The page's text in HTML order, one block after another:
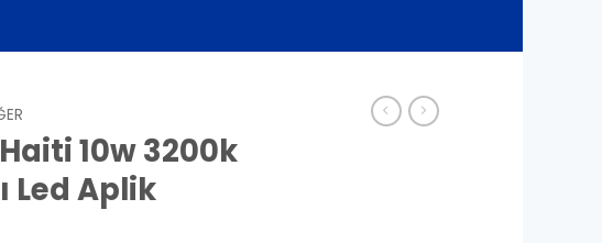
10w 3200k
Led Aplik